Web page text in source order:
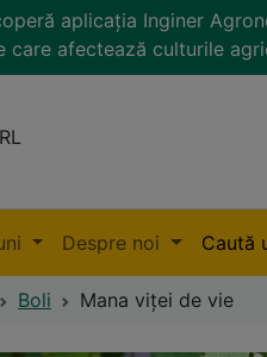
aplicația Inginer
care afectează culturile
Despre noi Caută
Boli Mana viței de vie